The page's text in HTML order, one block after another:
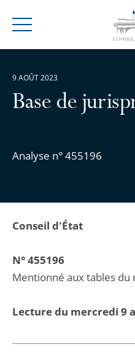
Menu
Base de
Analyse n° 455196
9 AOÛT 2023
Conseil d'État
N° 455196
Mentionné aux tables du
Lecture du mercredi 9